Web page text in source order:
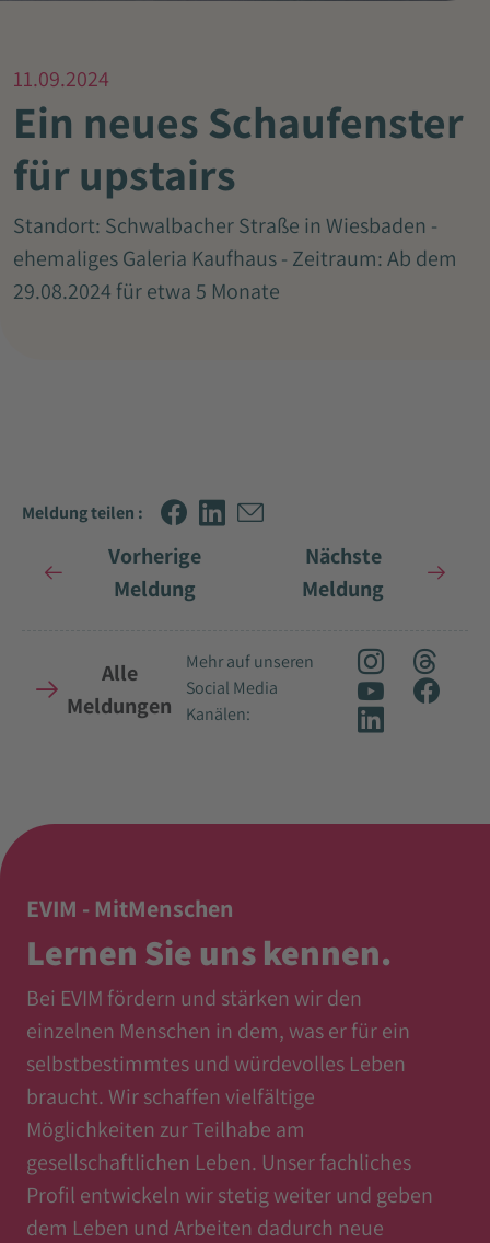
11.09.2024
Ein neues Schaufenster
für upstairs
Standort: Schwalbacher Straße in Wiesbaden -
ehemaliges Galeria Kaufhaus - Zeitraum: Ab dem
29.08.2024 für etwa 5 Monate
Meldung teilen :
Vorherige
Meldung
Nächste
Meldung
Alle
Meldungen
Mehr auf unseren
Social Media
Kanälen:
EVIM - MitMenschen
Lernen Sie uns kennen.
Bei EVIM fördern und stärken wir den
einzelnen Menschen in dem, was er für ein
selbstbestimmtes und würdevolles Leben
braucht. Wir schaffen vielfältige
Möglichkeiten zur Teilhabe am
gesellschaftlichen Leben. Unser fachliches
Profil entwickeln wir stetig weiter und geben
dem Leben und Arbeiten dadurch neue